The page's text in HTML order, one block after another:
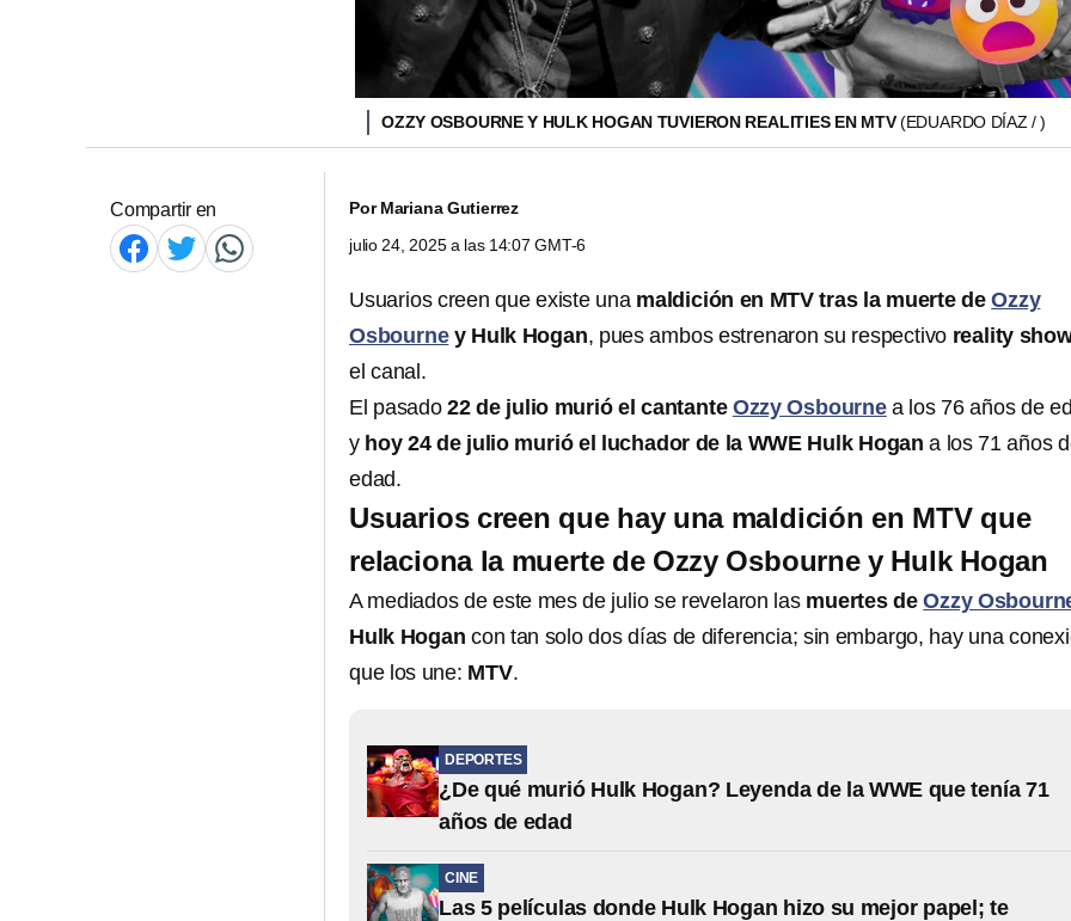
OZZY OSBOURNE Y HULK HOGAN TUVIERON REALITIES EN MTV(EDUARDO DÍAZ / )
Compartir en PorMariana Gutierrez
julio 24, 2025 a las 14:07 GMT-6
Usuarios creen que existe unamaldición en MTV tras la muerte deOzzy
Osbourney Hulk Hogan, pues ambos estrenaron su respectivo reality
el canal.
El pasado22 de julio murió el cantante Ozzy Osbournea los 76 años de
yhoy 24 de julio murió el luchador de la WWE Hulk Hogana los 71 años
edad.
Usuarios creen que hay una maldición en MTV que
relaciona la muerte de Ozzy Osbourne y Hulk Hogan
A mediados de este mes de julio se revelaron las muertes deOzzy
Hulk Hogancon tan solo dos días de diferencia; sin embargo, hay una
que los une: MTV.
DEPORTES
¿De qué murió Hulk Hogan? Leyenda de la WWE que tenía 71
años de edad
CINE
Las 5 películas donde Hulk Hogan hizo su mejor papel; te